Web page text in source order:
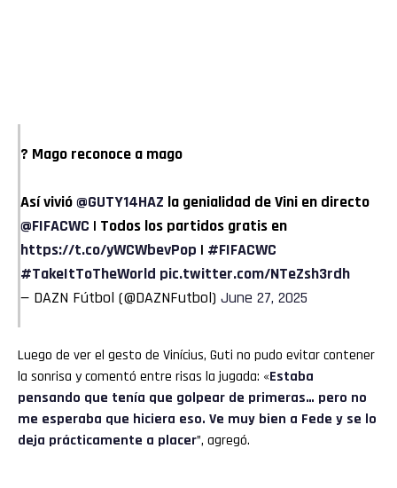
? Mago reconoce a mago
Así vivió@GUTY14HAZ la genialidad de Vini en directo
@FIFACWC | Todos los partidos gratis en
https://t.co/yWCWbevPop | #FIFACWC
#TakeItToTheWorld pic.twitter.com/NTeZsh3rdh
— DAZN Fútbol (@DAZNFutbol) June 27, 2025
Luego de ver el gesto de Vinícius, Guti no pudo evitar contener
la sonrisa y comentó entre risas la jugada: «Estaba
pensando que tenía que golpear de primeras… pero no
me esperaba que hiciera eso. Ve muy bien a Fede y se lo
deja prácticamente a placer”, agregó.